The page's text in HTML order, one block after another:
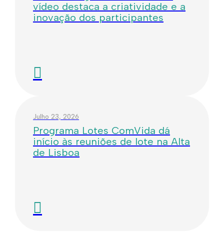
vídeo destaca a criatividade e a
inovação dos participantes
Julho 23, 2026
Programa Lotes ComVida dá
início às reuniões de lote na Alta
de Lisboa